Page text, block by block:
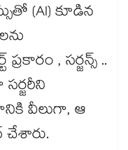
(AI) కూడిన
, సర్జన్స్ ..
వీలుగా, ఆ
చేశారు.